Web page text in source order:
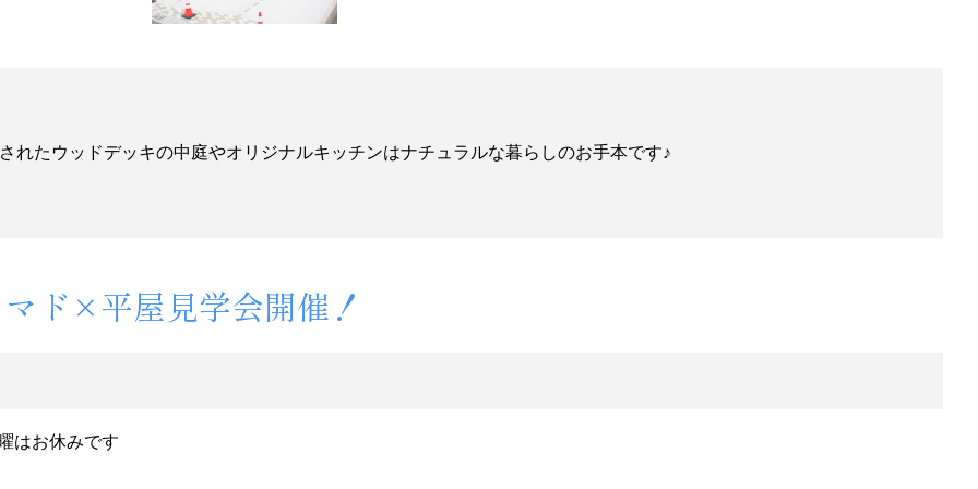
れたウッドデッキの中庭やオリジナルキッチンはナチュラルな暮らしのお手本です♪
ド×平屋見学会開催！
はお休みです